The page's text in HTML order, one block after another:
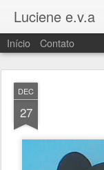
Luciene e.v.a
Início Contato
DEC
27